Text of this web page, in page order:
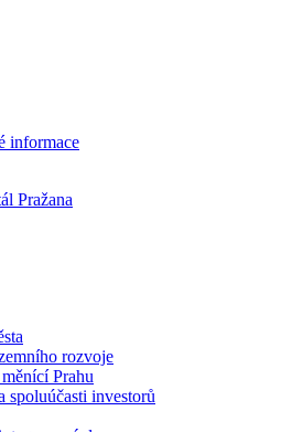
informace
Pražana
rozvoje
Prahu
spoluúčasti investorů